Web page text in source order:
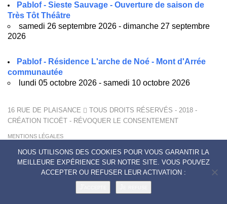
Pablof - Sieste Sauvage - Ouverture de saison de
Très Tôt Théâtre
samedi 26 septembre 2026 - dimanche 27 septembre
2026
Pablof - Résidence L'arche de Noé - Mont d'Arrée
communautée
lundi 05 octobre 2026 - samedi 10 octobre 2026
16 RUE DE PLAISANCE
TOUS DROITS RÉSERVÉS - 2018 -
CRÉATION TICOËT - RÉVOQUER LE CONSENTEMENT
MENTIONS LÉGALES
CONTACTS
NOUS UTILISONS DES COOKIES POUR VOUS GARANTIR LA
MEILLEURE EXPÉRIENCE SUR NOTRE SITE. VOUS POUVEZ
ACCEPTER OU REFUSER LEUR ACTIVATION :